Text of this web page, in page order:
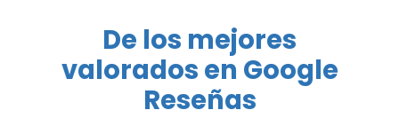
De los mejores
valorados en Google
Reseñas